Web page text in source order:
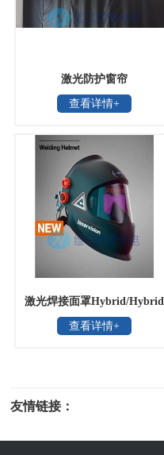
激光防护窗帘
查看详情+
激光焊接面罩Hybrid/Hybrid
CLT
查看详情+
友情链接：